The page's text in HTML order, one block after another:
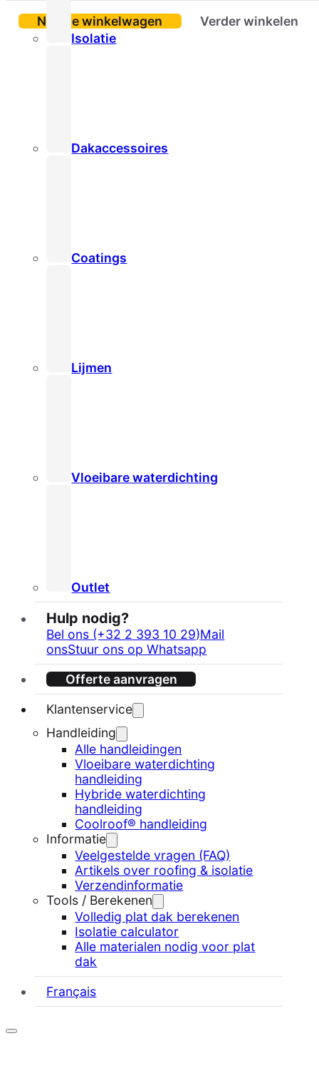
Isolatie
Dakaccessoires
Coatings
Lijmen
Vloeibare waterdichting
Outlet
Hulp nodig?
Bel ons (+32 2 393 10 29)Mail
onsStuur ons op Whatsapp
Offerte aanvragen
Klantenservice
Handleiding
Alle handleidingen
Vloeibare waterdichting
handleiding
Hybride waterdichting
handleiding
Coolroof® handleiding
Informatie
Veelgestelde vragen (FAQ)
Artikels over roofing & isolatie
Verzendinformatie
Tools / Berekenen
Volledig plat dak berekenen
Isolatie calculator
Alle materialen nodig voor plat
dak
Français
Naar je winkelwagen Verder winkelen